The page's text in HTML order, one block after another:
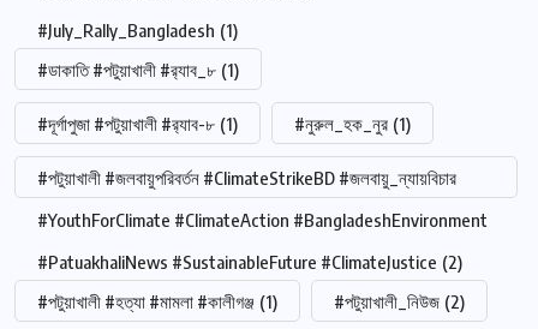
#July_Rally_Bangladesh (1)
#ডাকাতি #পটুয়াখালী #র‍্যাব_৮ (1)
#দূর্গাপুজা #পটুয়াখালী #র‍্যাব-৮ (1) #নুরুল_হক_নুর (1)
#পটুয়াখালী #জলবায়ুপরিবর্তন #ClimateStrikeBD #জলবায়ু_ন্যায়বিচার
#YouthForClimate #ClimateAction #BangladeshEnvironment
#PatuakhaliNews #SustainableFuture #ClimateJustice (2)
#পটুয়াখালী #হত্যা #মামলা #কালীগঞ্জ (1) #পটুয়াখালী_নিউজ (2)